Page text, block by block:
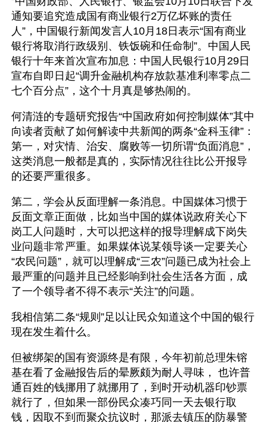
通知要追究造成国有商业银行2万亿坏账的责任
人”，中国银行新闻发言人10月18日表示“国有商业
银行将取消行政级别、铁饭碗和任命制”。中国人民
银行十年来首次宣布加息：中国人民银行10月29日
宣布自即日起“调升金融机构存放款基准利率零点二
七个百分点”，这个十月真是够热闹的。
何清涟的专题研究报告“中国政府如何控制媒体”其中
向读者贡献了如何解读中共新闻的两条“金科玉律”：
第一，对灾情、治安、腐败等一切所谓“负面消息”，
这类消息一般都是真的，实际情况往往比公开报导
的还要严重很多。
第二，学会从反面理解一条消息。中国媒体习惯于
反面文章正面做，比如当中国的媒体说政府关心下
岗工人问题时，大可以把这样的报导理解成下岗失
业问题非常严重。如果媒体说某领导谈一定要关心
“农民问题”，就可以理解成“三农”问题已成为社会上
最严重的问题并且已经影响到社会生活各方面，成
了一个领导者不得不表示“关注”的问题。
我相信第二条“规则”足以让民众知道这个中国的银行
现在发生着什么。
但被绑架的国有资源终是有限，今年初前总理朱镕
基在看了金融报告后的晕厥颇为耐人寻味， 也许普
通百姓的钱挪用了就挪用了，到时开动机器印钞票
就行了，但如果一部份民众凑巧同一天去银行取
钱，因取不到而聚众抗议时，那派去镇压的防暴警